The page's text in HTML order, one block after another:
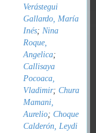
Verástegui
Gallardo, María
Inés; Nina
Roque,
Angelica;
Callisaya
Pocoaca,
Vladimir; Chura
Mamani,
Aurelio; Choque
Calderón, Leydi